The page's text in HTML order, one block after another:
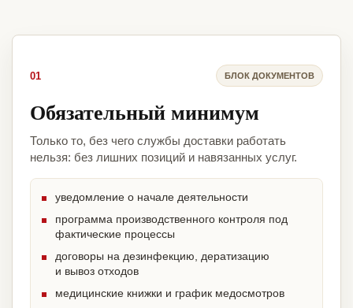
01 БЛОК ДОКУМЕНТОВ
Обязательный минимум
Только то, без чего службы доставки работать
нельзя: без лишних позиций и навязанных услуг.
уведомление о начале деятельности
программа производственного контроля под
фактические процессы
договоры на дезинфекцию, дератизацию
и вывоз отходов
медицинские книжки и график медосмотров